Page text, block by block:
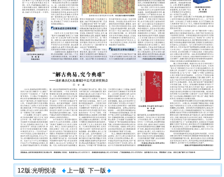
12版:光明悦读 上一版 下一版